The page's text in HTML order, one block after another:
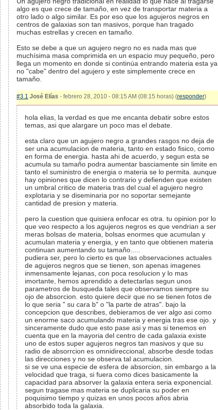
algo es que crece de tamaño, en vez de transportar materia a
otro lado o algo similar. Es por eso que los agujeros negros en
centros de galaxias son tan masivos, porque han tragado
muchas estrellas y crecen en tamaño.
Esto se debe a que un agujero negro no es nada mas que
muchísima masa comprimida en un espacio muy pequeño, pero
llega un momento en donde si continúa entrando materia esta ya
no "cabe" dentro del agujero y este simplemente crece en
tamaño.
#3.1 José Elías - febrero 28, 2010 - 08:15 AM (08:15 horas) (responder)
hola elias, la verdad es que me encanta debatir sobre estos
temas, asi que alargare un poco mas el debate.
esta claro que un agujero negro a grandes rasgos no deja de
ser una acumulacion de materia, tanto en estado fisico, como
en forma de energia. hasta ahi de acuerdo, y segun esta se
acumula su tamaño podra aumentar basciamente sin limite en
tanto el suministro de energia o materia se lo permita. aunque
hay opiniones que dicen lo contrario y defienden que existen
un umbral critico de materia tras del cual el agujero negro
explotaria y se diseminaria por no soportar semejante
cantidad de presion y materia.
pero la cuestion que quisiera enfocar es otra. tu opinion por lo
que veo respecto a los agujeros negros es que vendrian a ser
meras bolsas de materia, bolsas enormes que acumulan y
acumulan materia y energia, y en tanto que obtienen materia
continuan aumentando su tamaño.....
pudiera ser, pero lo cierto es que las observaciones actuales
de agujeros negros que se tienen, son apenas imagenes
inmensamente lejanas, con poca resolucion y lo mas
imortante, hemos aprendido a detectarlas segun unos
parametros de busqueda tales que observamos siempre su
ojo de absorcion. esto quiere decir que no se tienen fotos de
lo que seria " su cara b" o "la parte de atras". bajo la
concepcion que describes, debieramos de ver algo asi como
un enorme saco acumulando materia y energia tras ese ojo. y
sinceramente dudo que esto pase asi y mas si tenemos en
cuenta que en la mayoria del centro de cada galaxia existe
uno de estos super agujeros negros tan masivos y que su
radio de absorrcion es omnidireccional, absorbe desde todas
las direcciones y no se observa tal acumulacion.
si se ve una especie de esfera de absorcion, sin embargo a la
velocidad que traga, si fuera como dices basicamente la
capacidad para absorver la galaxia entera seria exponencial.
segun tragase mas materia se duplicaria su poder en
poquisimo tiempo y quizas en unos pocos años abria
absorbido toda la galaxia.